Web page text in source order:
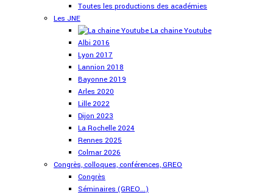
Toutes les productions des académies
Les JNE
La chaine Youtube
Albi 2016
Lyon 2017
Lannion 2018
Bayonne 2019
Arles 2020
Lille 2022
Dijon 2023
La Rochelle 2024
Rennes 2025
Colmar 2026
Congrès, colloques, conférences, GREO
Congrès
Séminaires (GREO...)